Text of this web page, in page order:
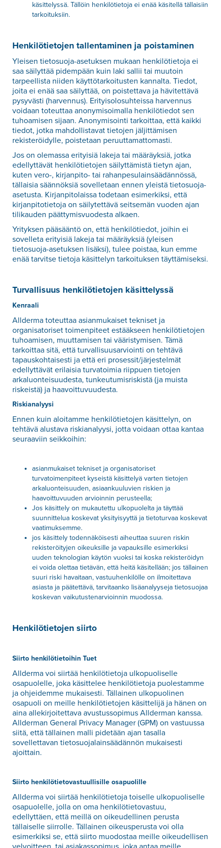
käsittelyssä. Tällöin henkilötietoja ei enää käsitellä tällaisiin
tarkoituksiin.
Henkilötietojen tallentaminen ja poistaminen
Yleisen tietosuoja-asetuksen mukaan henkilötietoja ei
saa säilyttää pidempään kuin laki sallii tai muutoin
tarpeellista niiden käyttötarkoitusten kannalta. Tiedot,
joita ei enää saa säilyttää, on poistettava ja hävitettävä
pysyvästi (harvennus). Erityisolosuhteissa harvennus
voidaan toteuttaa anonymisoimalla henkilötiedot sen
tuhoamisen sijaan. Anonymisointi tarkoittaa, että kaikki
tiedot, jotka mahdollistavat tietojen jäljittämisen
rekisteröidylle, poistetaan peruuttamattomasti.
Jos on olemassa erityisiä lakeja tai määräyksiä, jotka
edellyttävät henkilötietojen säilyttämistä tietyn ajan,
kuten vero-, kirjanpito- tai rahanpesulainsäädännössä,
tällaisia säännöksiä sovelletaan ennen yleistä tietosuoja-
asetusta. Kirjanpitolaissa todetaan esimerkiksi, että
kirjanpitotietoja on säilytettävä seitsemän vuoden ajan
tilikauden päättymisvuodesta alkaen.
Yrityksen pääsääntö on, että henkilötiedot, joihin ei
sovelleta erityisiä lakeja tai määräyksiä (yleisen
tietosuoja-asetuksen lisäksi), tulee poistaa, kun emme
enää tarvitse tietoja käsittelyn tarkoituksen täyttämiseksi.
Turvallisuus henkilötietojen käsittelyssä
Kenraali
Allderma toteuttaa asianmukaiset tekniset ja
organisatoriset toimenpiteet estääkseen henkilötietojen
tuhoamisen, muuttamisen tai vääristymisen. Tämä
tarkoittaa sitä, että turvallisuusarviointi on tehtävä
tapauskohtaisesti ja että eri prosessit/järjestelmät
edellyttävät erilaisia turvatoimia riippuen tietojen
arkaluonteisuudesta, tunkeutumisriskistä (ja muista
riskeistä) ja haavoittuvuudesta.
Riskianalyysi
Ennen kuin aloitamme henkilötietojen käsittelyn, on
tehtävä alustava riskianalyysi, jotta voidaan ottaa kantaa
seuraaviin seikkoihin:
asianmukaiset tekniset ja organisatoriset
turvatoimenpiteet kyseistä käsittelyä varten tietojen
arkaluonteisuuden, asiaankuuluvien riskien ja
haavoittuvuuden arvioinnin perusteella;
Jos käsittely on mukautettu ulkopuolelta ja täyttää
suunnittelua koskevat yksityisyyttä ja tietoturvaa koskevat
vaatimuksemme.
jos käsittely todennäköisesti aiheuttaa suuren riskin
rekisteröityjen oikeuksille ja vapauksille esimerkiksi
uuden teknologian käytön vuoksi tai koska rekisteröidyn
ei voida olettaa tietävän, että heitä käsitellään; jos tällainen
suuri riski havaitaan, vastuuhenkilölle on ilmoitettava
asiasta ja päätettävä, tarvitaanko lisäanalyyseja tietosuojaa
koskevan vaikutustenarvioinnin muodossa.
Henkilötietojen siirto
Siirto henkilötietoihin Tuet
Allderma voi siirtää henkilötietoja ulkopuoliselle
osapuolelle, joka käsittelee henkilötietoja puolestamme
ja ohjeidemme mukaisesti. Tällainen ulkopuolinen
osapuoli on meille henkilötietojen käsittelijä ja hänen on
aina allekirjoitettava avustussopimus Allderman kanssa.
Allderman General Privacy Manager (GPM) on vastuussa
siitä, että tällainen malli pidetään ajan tasalla
sovellettavan tietosuojalainsäädännön mukaisesti
ajoittain.
Siirto henkilötietovastuullisille osapuolille
Allderma voi siirtää henkilötietoja toiselle ulkopuoliselle
osapuolelle, jolla on oma henkilötietovastuu,
edellyttäen, että meillä on oikeudellinen perusta
tällaiselle siirrolle. Tällainen oikeusperusta voi olla
esimerkiksi se, että siirto muodostaa meille oikeudellisen